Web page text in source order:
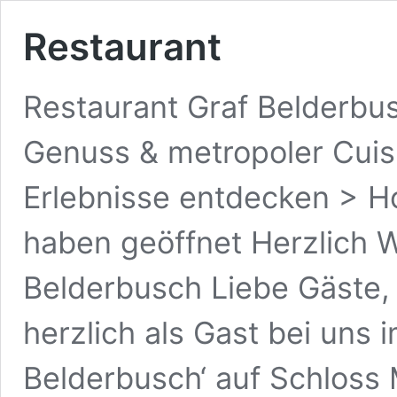
Restaurant
Restaurant Graf
Genuss & metropoler
Erlebnisse entdecken >
haben geöffnet Herzlich
Belderbusch Liebe
herzlich als Gast bei uns
Belderbusch‘ auf